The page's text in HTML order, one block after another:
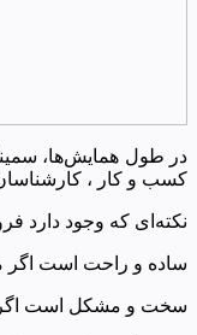
در طول همایش‌ها،
کسب و کار ،
نکته‌ای که وجود
ساده و راحت است اگر
سخت و مشکل است اگر